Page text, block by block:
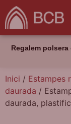
Regalem
Inici / Estampes
daurada /
daurada,